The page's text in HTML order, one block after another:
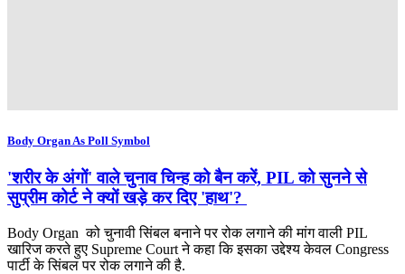
Body Organ As Poll Symbol
'शरीर के अंगों' वाले चुनाव चिन्ह को बैन करें, PIL को सुनने से
सुप्रीम कोर्ट ने क्यों खड़े कर दिए 'हाथ'?
Body Organ को चुनावी सिंबल बनाने पर रोक लगाने की मांग वाली PIL
खारिज करते हुए Supreme Court ने कहा कि इसका उद्देश्य केवल Congress
पार्टी के सिंबल पर रोक लगाने की है.